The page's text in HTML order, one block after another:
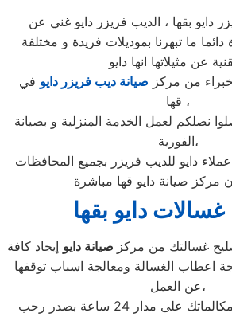
دايو بقها ، الديب فريزر دايو غني عن
ما تبهرنا بموديلات فريدة و مختلفة
من مركز صيانة ديب فريزر دايو في
قها ،
نصلكم لعمل الخدمة المنزلية و بصيانة
الفورية،
دايو للديب فريزر بجميع المحافظات
غسالات دايو بقها
غسالتك من مركز صيانة دايو إيجاد كافة
اعطاب الغسالة ومعالجة اسباب توقفها
عن العمل،
على مدار 24 ساعة بصدر رحب